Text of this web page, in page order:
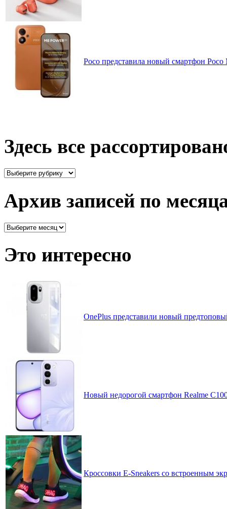
Poco представила новый смартфон
Здесь все
Здесь
Архив записей по
Архив
месяцам
Это интересно
OnePlus представили новый
Новый недорогой смартфон Realme
Кроссовки E-Sneakers со встроенным